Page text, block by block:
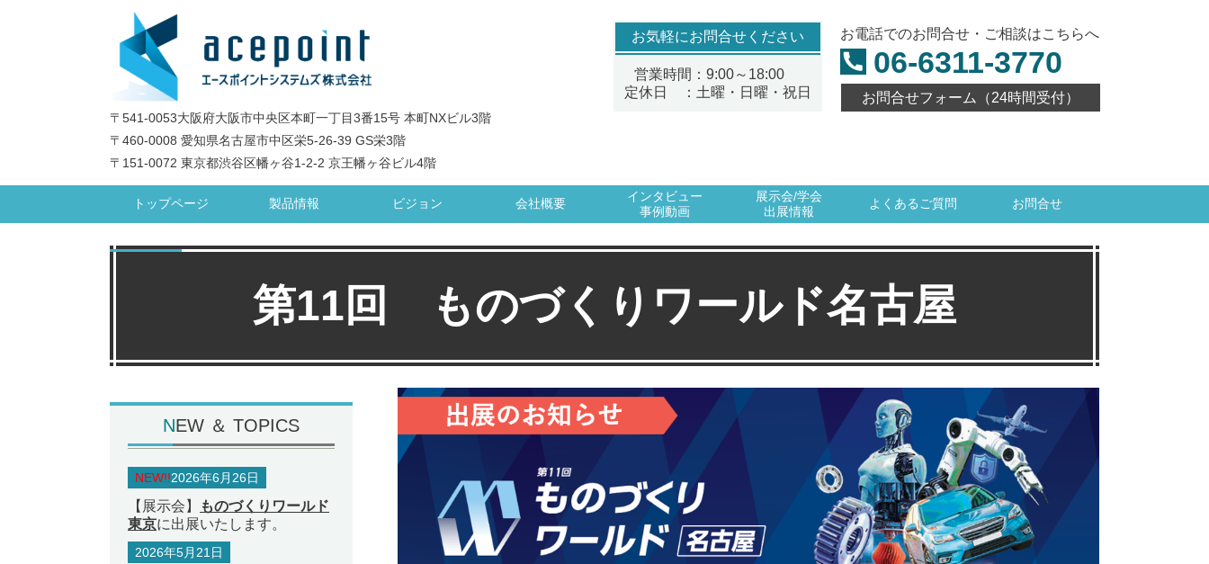
〒541-0053大阪府大阪市中央区本町一丁目3番15号 本町NXビル3階
〒460-0008 愛知県名古屋市中区栄5-26-39 GS栄3階
〒151-0072 東京都渋谷区幡ヶ谷1-2-2 京王幡ヶ谷ビル4階
お気軽にお問合せください
営業時間：9:00～18:00
定休日 ：土曜・日曜・祝日
お電話でのお問合せ・ご相談はこちらへ
06-6311-3770
お問合せフォーム（24時間受付）
トップページ 製品情報 ビジョン 会社概要
インタビュー
事例動画
展示会/学会
出展情報
よくあるご質問 お問合せ
第11回 ものづくりワールド名古屋
NEW ＆ TOPICS
NEW!!2026年6月26日
【展示会】
ものづくりワールド
東京に出展いたします。
2026年5月21日